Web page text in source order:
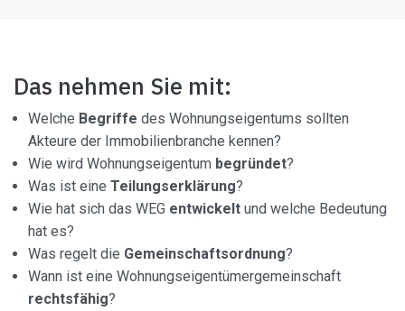
Das nehmen Sie mit:
Welche Begriffe des Wohnungseigentums sollten
Akteure der Immobilienbranche kennen?
Wie wird Wohnungseigentum begründet?
Was ist eine Teilungserklärung?
Wie hat sich das WEG entwickelt und welche Bedeutung
hat es?
Was regelt die Gemeinschaftsordnung?
Wann ist eine Wohnungseigentümergemeinschaft
rechtsfähig?